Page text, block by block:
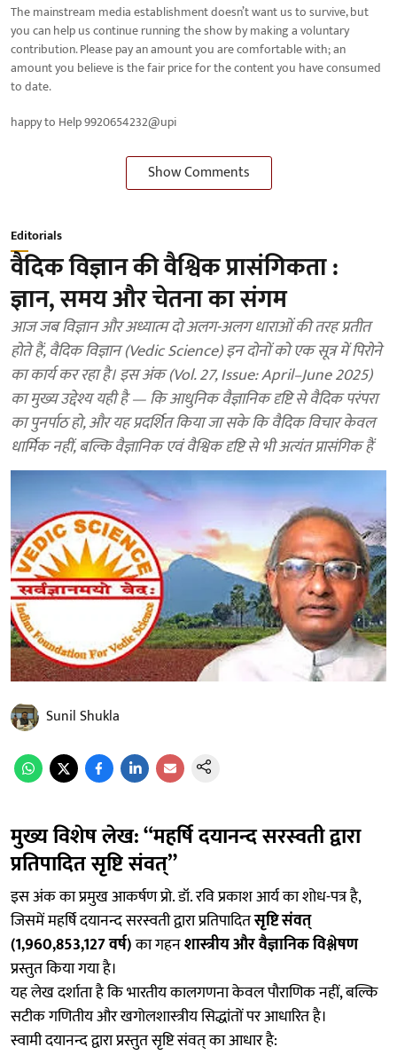
The mainstream media establishment doesn’t want us to survive, but
you can help us continue running the show by making a voluntary
contribution. Please pay an amount you are comfortable with; an
amount you believe is the fair price for the content you have consumed
to date.
happy to Help 9920654232@upi
Show Comments
Editorials
वैदिक विज्ञान की वैश्विक प्रासंगिकता :
ज्ञान, समय और चेतना का संगम
आज जब विज्ञान और अध्यात्म दो अलग-अलग धाराओं की तरह प्रतीत
होते हैं, वैदिक विज्ञान (Vedic Science) इन दोनों को एक सूत्र में पिरोने
का कार्य कर रहा है। इस अंक (Vol. 27, Issue: April–June 2025)
का मुख्य उद्देश्य यही है — कि आधुनिक वैज्ञानिक दृष्टि से वैदिक परंपरा
का पुनर्पाठ हो, और यह प्रदर्शित किया जा सके कि वैदिक विचार केवल
धार्मिक नहीं, बल्कि वैज्ञानिक एवं वैश्विक दृष्टि से भी अत्यंत प्रासंगिक हैं
Sunil Shukla
मुख्य विशेष लेख: “महर्षि दयानन्द सरस्वती द्वारा
प्रतिपादित सृष्टि संवत्”
इस अंक का प्रमुख आकर्षण प्रो. डॉ. रवि प्रकाश आर्य का शोध-पत्र है,
जिसमें महर्षि दयानन्द सरस्वती द्वारा प्रतिपादितसृष्टि संवत्
(1,960,853,127 वर्ष)का गहनशास्त्रीय और वैज्ञानिक विश्लेषण
प्रस्तुत किया गया है।
यह लेख दर्शाता है कि भारतीय कालगणना केवल पौराणिक नहीं, बल्कि
सटीक गणितीय और खगोलशास्त्रीय सिद्धांतों पर आधारित है।
स्वामी दयानन्द द्वारा प्रस्तुत सृष्टि संवत् का आधार है: